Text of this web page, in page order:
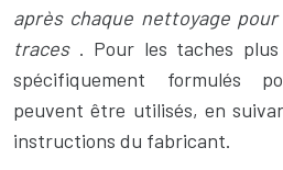
après chaque nettoyage
traces . Pour les taches
spécifiquement formulés
peuvent être utilisés, en
instructions du fabricant.